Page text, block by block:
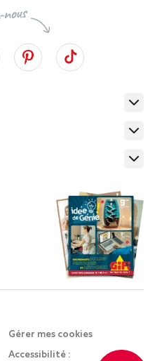
Gérer mes cookies
Accessibilité :